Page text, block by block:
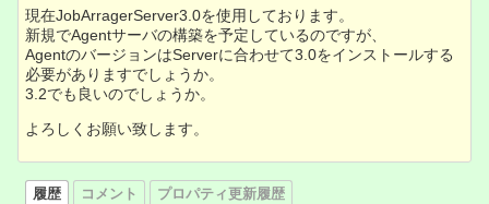
現在JobArragerServer3.0を使用しております。
新規でAgentサーバの構築を予定しているのですが、
AgentのバージョンはServerに合わせて3.0をインストールする
必要がありますでしょうか。
3.2でも良いのでしょうか。
よろしくお願い致します。
履歴 コメント プロパティ更新履歴